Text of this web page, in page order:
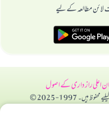
مطالعہ کے لیے
اعلیراز داری کے اصول
1997-2025 ©